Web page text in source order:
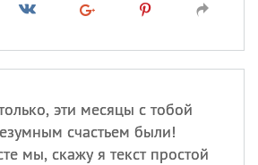
эти месяцы с тобой
счастьем были!
мы, скажу я текст простой